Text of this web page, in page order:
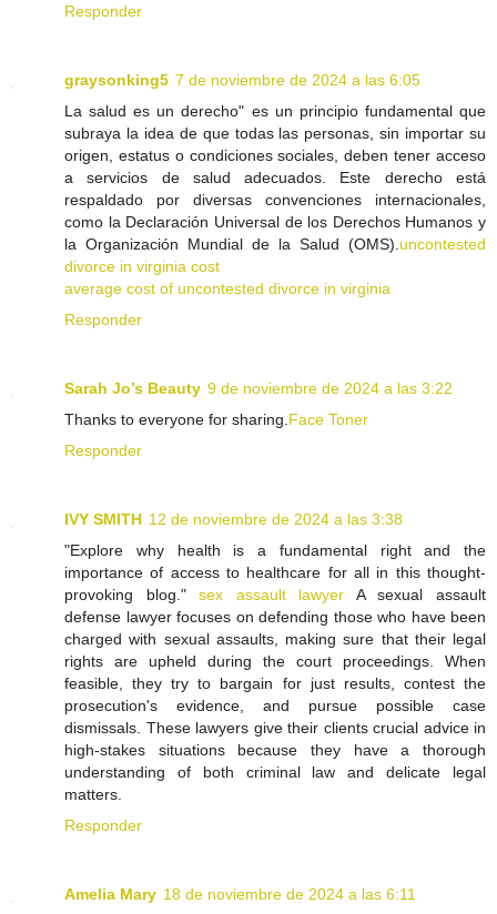
Responder
graysonking5 7 de noviembre de 2024 a las 6:05
La salud es un derecho" es un principio fundamental que
subraya la idea de que todas las personas, sin importar su
origen, estatus o condiciones sociales, deben tener acceso
a servicios de salud adecuados. Este derecho está
respaldado por diversas convenciones internacionales,
como la Declaración Universal de los Derechos Humanos y
la Organización Mundial de la Salud (OMS). uncontested
divorce in virginia cost
average cost of uncontested divorce in virginia
Responder
Sarah Jo’s Beauty 9 de noviembre de 2024 a las 3:22
Thanks to everyone for sharing. Face Toner
Responder
IVY SMITH 12 de noviembre de 2024 a las 3:38
"Explore why health is a fundamental right and the
importance of access to healthcare for all in this thought-
provoking blog."sex assault lawyer A sexual assault
defense lawyer focuses on defending those who have been
charged with sexual assaults, making sure that their legal
rights are upheld during the court proceedings. When
feasible, they try to bargain for just results, contest the
prosecution's evidence, and pursue possible case
dismissals. These lawyers give their clients crucial advice in
high-stakes situations because they have a thorough
understanding of both criminal law and delicate legal
matters.
Responder
Amelia Mary 18 de noviembre de 2024 a las 6:11